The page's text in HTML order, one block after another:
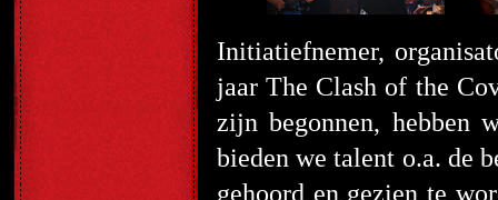
Initiatiefnemer,
jaar The Clash of the
zijn begonnen, hebben
bieden we talent o.a. de
gehoord en gezien te